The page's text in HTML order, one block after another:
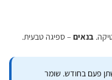
– ספיגה טבעית.
בחודש. שומר